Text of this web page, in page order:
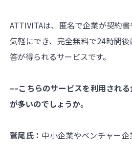
ATTIVITAは、匿名で企業が契約
気軽にでき、完全無料で24時間
答が得られるサービスです。
––こちらのサービスを利用され
が多いのでしょうか。
鷲尾氏： 中小企業やベンチャー企